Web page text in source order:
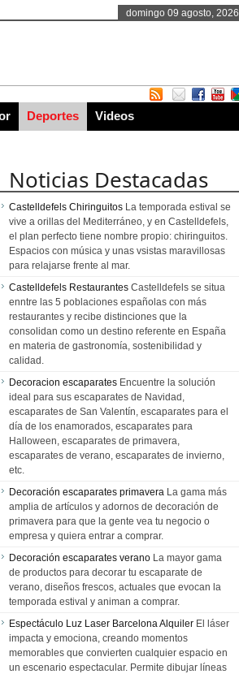
domingo 09 agosto, 2026
Deportes Videos
Noticias Destacadas
Castelldefels Chiringuitos La temporada estival se
vive a orillas del Mediterráneo, y en Castelldefels,
el plan perfecto tiene nombre propio: chiringuitos.
Espacios con música y unas vsistas maravillosas
para relajarse frente al mar.
Castelldefels Restaurantes Castelldefels se situa
enntre las 5 poblaciones españolas con más
restaurantes y recibe distinciones que la
consolidan como un destino referente en España
en materia de gastronomía, sostenibilidad y
calidad.
Decoracion escaparates Encuentre la solución
ideal para sus escaparates de Navidad,
escaparates de San Valentín, escaparates para el
día de los enamorados, escaparates para
Halloween, escaparates de primavera,
escaparates de verano, escaparates de invierno,
etc.
Decoración escaparates primavera La gama más
amplia de artículos y adornos de decoración de
primavera para que la gente vea tu negocio o
empresa y quiera entrar a comprar.
Decoración escaparates verano La mayor gama
de productos para decorar tu escaparate de
verano, diseños frescos, actuales que evocan la
temporada estival y animan a comprar.
Espectáculo Luz Laser Barcelona Alquiler El láser
impacta y emociona, creando momentos
memorables que convierten cualquier espacio en
un escenario espectacular. Permite dibujar líneas